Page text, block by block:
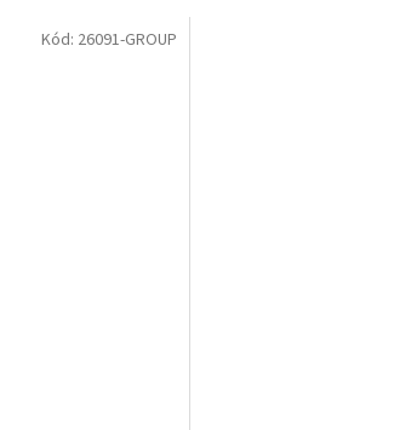
Kód: 26091-GROUP